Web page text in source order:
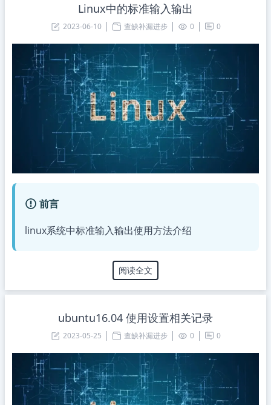
Linux中的标准输入输出
2023-06-10 查缺补漏进步 0 0
前言
linux系统中标准输入输出使用方法介绍
阅读全文
ubuntu16.04 使用设置相关记录
2023-05-25 查缺补漏进步 0 0